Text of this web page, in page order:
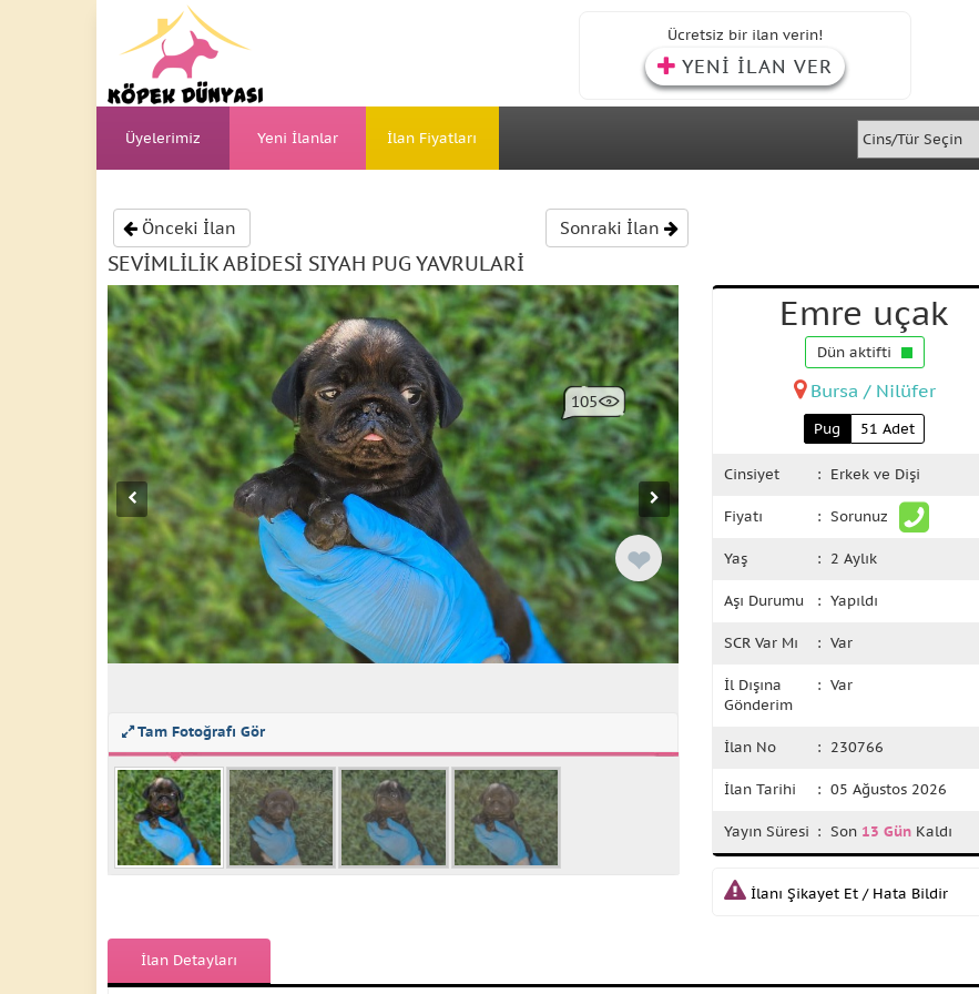
Ücretsiz bir ilan verin!
YENİ İLAN VER
Üyelerimiz Yeni İlanlar İlan Fiyatları
Önceki İlan Sonraki İlan
SEVİMLİLİK ABİDESİ SIYAH PUG YAVRULARİ
❤
105
Tam Fotoğrafı Gör
Emre uçak
Dün aktifti
Bursa / Nilüfer
Pug 51 Adet
Cinsiyet : Erkek ve Dişi
Fiyatı : Sorunuz
Yaş : 2 Aylık
Aşı Durumu : Yapıldı
SCR Var Mı : Var
İl Dışına
Gönderim
: Var
İlan No : 230766
İlan Tarihi : 05 Ağustos 2026
Yayın Süresi : Son 13 Gün Kaldı
İlanı Şikayet Et / Hata Bildir
İlan Detayları